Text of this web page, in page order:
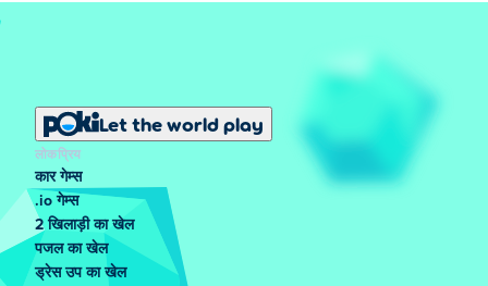
Let the world play
लोकप्रिय
कार गेम्स
.io गेम्स
2 खिलाड़ी का खेल
पजल का खेल
ड्रेस उप का खेल